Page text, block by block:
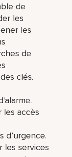
de
les
les
de
clés.
accès
d’urgence.
les services